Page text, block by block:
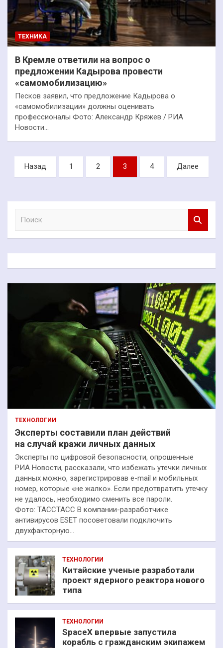
ТЕХНИКА
В Кремле ответили на вопрос о
предложении Кадырова провести
«самомобилизацию»
Песков заявил, что предложение Кадырова о
«самомобилизации» должны оценивать
профессионалы Фото: Александр Кряжев / РИА
Новости…
Пагинация
записей
Назад 1 2 3 4 Далее
к
ТЕХНОЛОГИИ
Эксперты составили план действий
на случай кражи личных данных
Эксперты по цифровой безопасности, опрошенные
РИА Новости, рассказали, что избежать утечки личных
данных можно, зарегистрировав e-mail и мобильных
номер, которые «не жалко». Если предотвратить утечку
не удалось, необходимо сменить все пароли.
Фото: ТАССТАСС В компании-разработчике
антивирусов ESET посоветовали подключить
двухфакторную…
ТЕХНОЛОГИИ
Китайские ученые разработали
проект ядерного реактора нового
типа
ТЕХНОЛОГИИ
SpaceX впервые запустила
корабль с гражданским экипажем